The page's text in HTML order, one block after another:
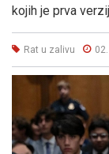
kojih je prva
Rat u zalivu